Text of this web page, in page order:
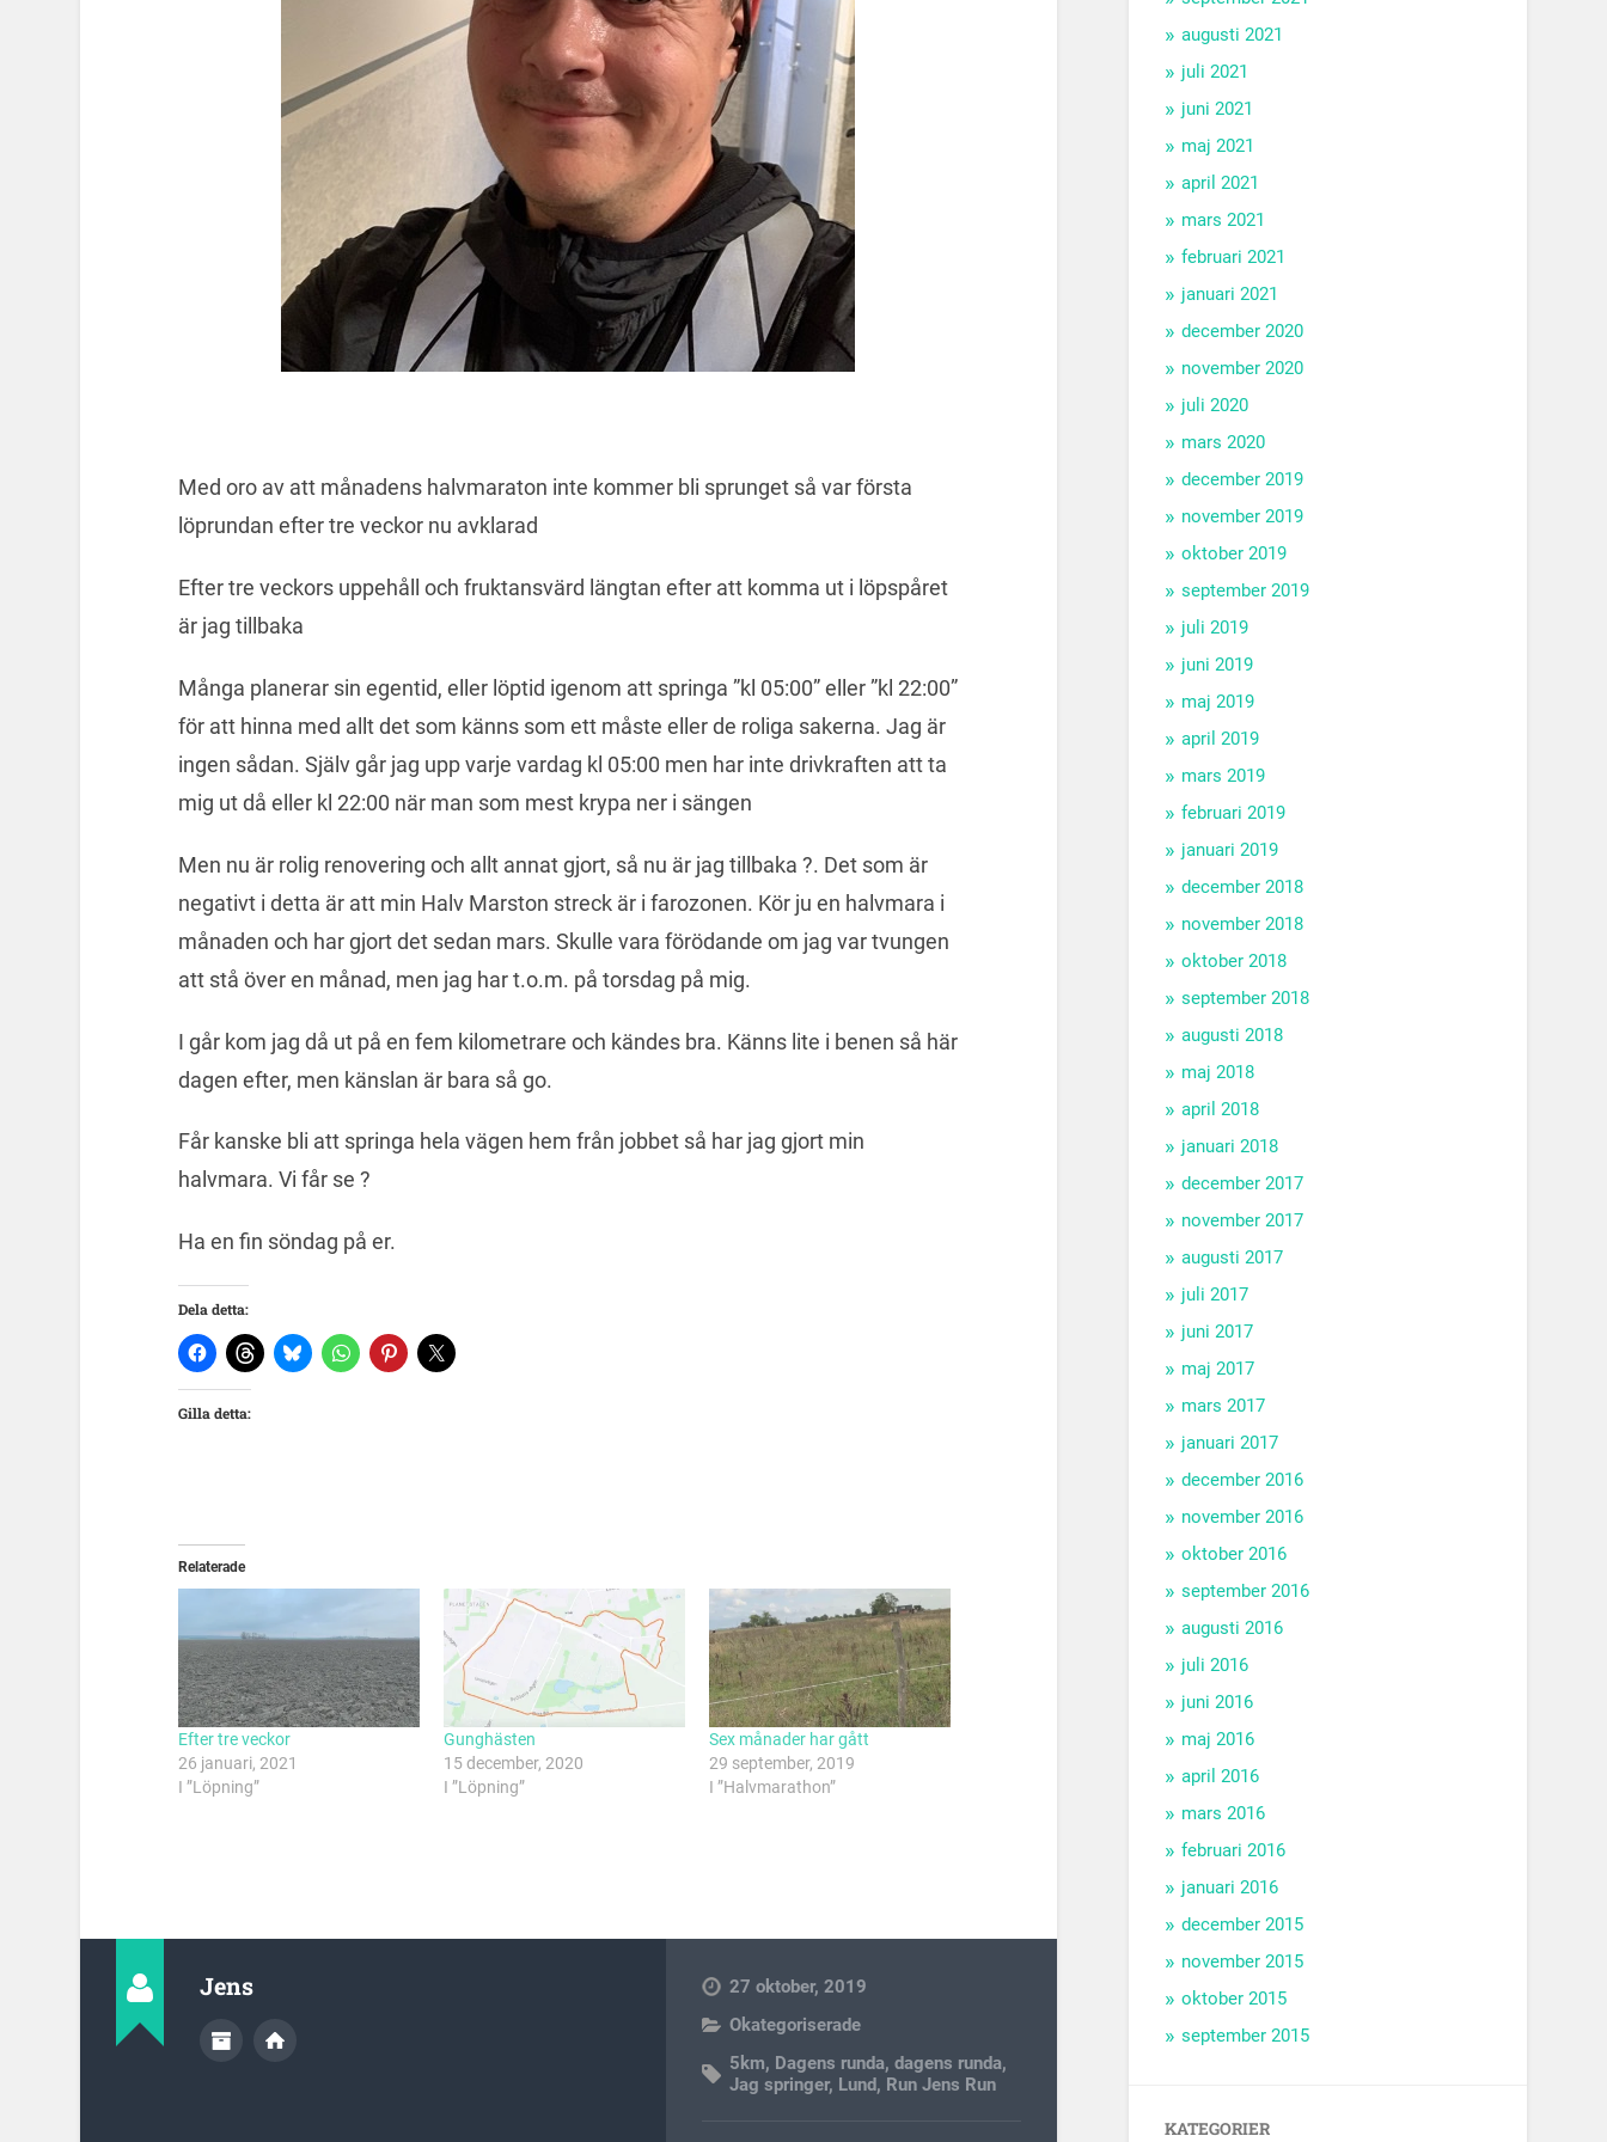
Med oro av att månadens halvmaraton inte kommer bli sprunget så var första
löprundan efter tre veckor nu avklarad
Efter tre veckors uppehåll och fruktansvärd längtan efter att komma ut i löpspåret
är jag tillbaka
Många planerar sin egentid, eller löptid igenom att springa ”kl 05:00” eller ”kl 22:00”
för att hinna med allt det som känns som ett måste eller de roliga sakerna. Jag är
ingen sådan. Själv går jag upp varje vardag kl 05:00 men har inte drivkraften att ta
mig ut då eller kl 22:00 när man som mest krypa ner i sängen
Men nu är rolig renovering och allt annat gjort, så nu är jag tillbaka ?. Det som är
negativt i detta är att min Halv Marston streck är i farozonen. Kör ju en halvmara i
månaden och har gjort det sedan mars. Skulle vara förödande om jag var tvungen
att stå över en månad, men jag har t.o.m. på torsdag på mig.
I går kom jag då ut på en fem kilometrare och kändes bra. Känns lite i benen så här
dagen efter, men känslan är bara så go.
Får kanske bli att springa hela vägen hem från jobbet så har jag gjort min
halvmara. Vi får se ?
Ha en fin söndag på er.
Dela detta:
Gilla detta:
Relaterade
Efter tre veckor
26 januari, 2021
I ”Löpning”
Gunghästen
15 december, 2020
I ”Löpning”
Sex månader har gått
29 september, 2019
I ”Halvmarathon”
Jens
27 oktober, 2019
Okategoriserade
5km, Dagens runda,dagens runda,
Jag springer, Lund, Run Jens Run
augusti 2021
juli 2021
juni 2021
maj 2021
april 2021
mars 2021
februari 2021
januari 2021
december 2020
november 2020
juli 2020
mars 2020
december 2019
november 2019
oktober 2019
september 2019
juli 2019
juni 2019
maj 2019
april 2019
mars 2019
februari 2019
januari 2019
december 2018
november 2018
oktober 2018
september 2018
augusti 2018
maj 2018
april 2018
januari 2018
december 2017
november 2017
augusti 2017
juli 2017
juni 2017
maj 2017
mars 2017
januari 2017
december 2016
november 2016
oktober 2016
september 2016
augusti 2016
juli 2016
juni 2016
maj 2016
april 2016
mars 2016
februari 2016
januari 2016
december 2015
november 2015
oktober 2015
september 2015
KATEGORIER